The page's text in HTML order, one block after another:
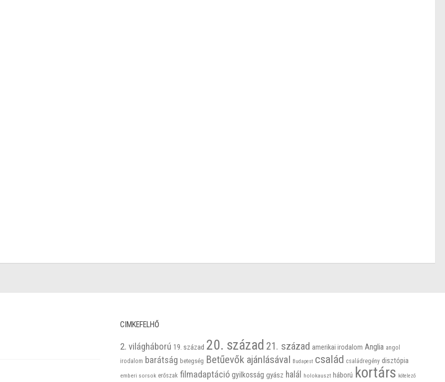
CIMKEFELHŐ
2. világháború 19. század 20. század 21. század amerikai irodalom Anglia angol
irodalom barátság betegség Betűevők ajánlásával Budapest család családregény disztópia
emberi sorsok erőszak filmadaptáció gyilkosság gyász halál holokauszt háború kortárs kötelező